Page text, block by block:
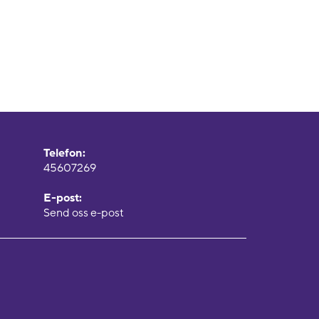
Telefon:
45607269
E-post:
Send oss e-post